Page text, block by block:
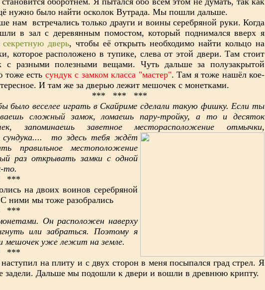
нужно было найти осколок Вутрада. Мы пошли дальше.
нам встречались только драуги и воины серебряной руки. Когда
в зал с деревянным помостом, который поднимался вверх я
секретную дверь, чтобы её открыть необходимо найти кольцо на
которое расположено в тупике, слева от этой двери. Там стоит
с разными полезными вещами. Чуть дальше за полузакрытой
тоже есть сундук с замком класса "мастер". Там я тоже нашёл кое-
И там же за дверью лежит мешочек с монетками.
*** *** ***
было веселее играть в Скайриме сделали такую фишку. Если ты
сложный замок, ломаешь пару-тройку, а то и десяток
запоминаешь заветное месторасположение отмычки,
сундука.... то здесь тебя ждёт
правильное местоположение
раз открывать замки с одной
то.
***
на двоих воинов серебряной
ними мы тоже разобрались
***
Он расположен наверху
или забраться. Поэтому я
мешочек уже лежит на земле.
***
на плиту и с двух сторон в меня посыпался град стрел. Я
задели. Дальше мы подошли к двери и вошли в древнюю крипту.